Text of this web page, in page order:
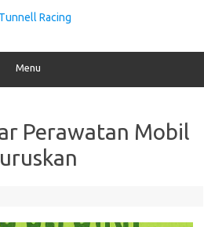
Menu
Perawatan Mobil